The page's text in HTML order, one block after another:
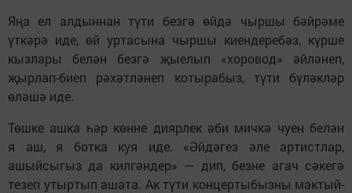
Яңа ел алдыннан түти безгә өйдә чыршы бәйрәме
үткәрә иде, өй уртасына чыршы киендеребәз, күрше
кызлары белән безгә җыелып «хоровод» әйләнеп,
җырлап-биеп рәхәтләнеп котырабыз, түти бүләкләр
өләшә иде.
Төшке ашка һәр көнне диярлек әби мичкә чуен белән
я аш, я ботка куя иде. «Әйдәгез әле артистлар,
ашыйсыгыз да килгәндер» — дип, безне агач сәкегә
тезеп утыртып ашата. Ак түти концертыбызны мактый-